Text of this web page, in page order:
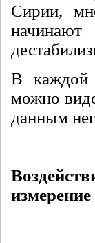
Сирии,
В каждой
можно
данным
измерение